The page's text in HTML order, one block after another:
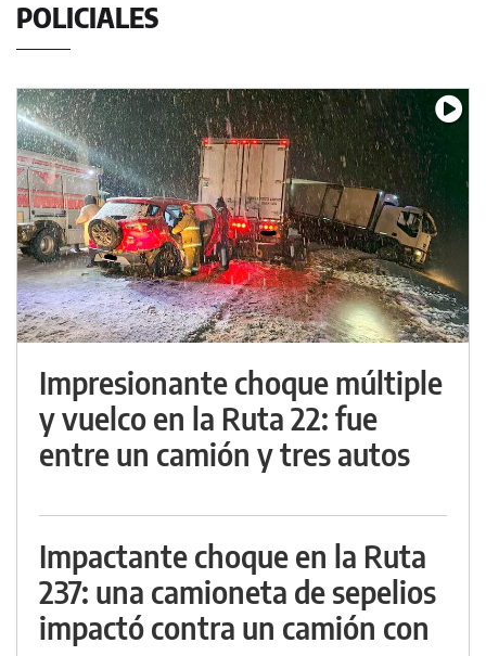
POLICIALES
Impresionante choque múltiple
y vuelco en la Ruta 22: fue
entre un camión y tres autos
Impactante choque en la Ruta
237: una camioneta de sepelios
impactó contra un camión con